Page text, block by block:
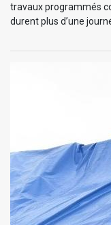
travaux programmés
durent plus d’une